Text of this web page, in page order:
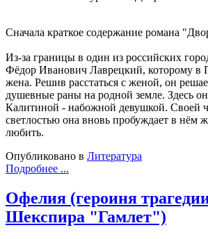
Сначала краткое содержание романа
Из-за границы в один из российских
Фёдор Иванович Лаврецкий, которому в
жена. Решив расстаться с женой, он
душевные раны на родной земле. Здесь
Калитиной - набожной девушкой. Своей
светлостью она вновь пробуждает в нём
любить.
Опубликовано в Литература
Подробнее ...
Офелия (героиня
Шекспира "Гамлет")